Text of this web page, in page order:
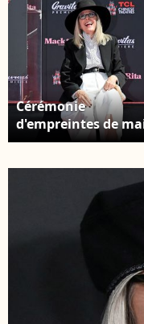
Cérémonie
d'empreintes de
et de pieds de Diane
Theater à
Los Angeles, CA,
11 août 2022. Photo